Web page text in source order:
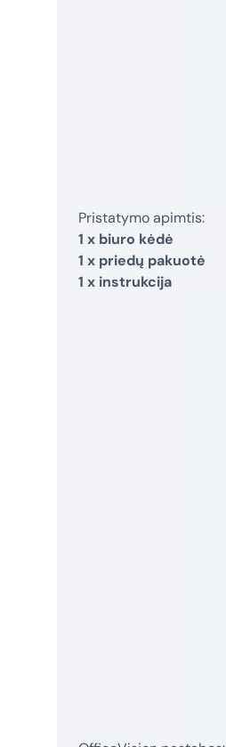
Pristatymo apimtis:
1 x biuro kėdė
1 x priedų pakuotė
1 x instrukcija